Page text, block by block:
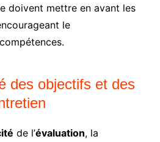
doivent mettre en avant les
le
des objectifs et des
de l’évaluation, la